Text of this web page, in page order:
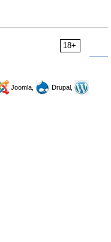
18+
Joomla,
Drupal,